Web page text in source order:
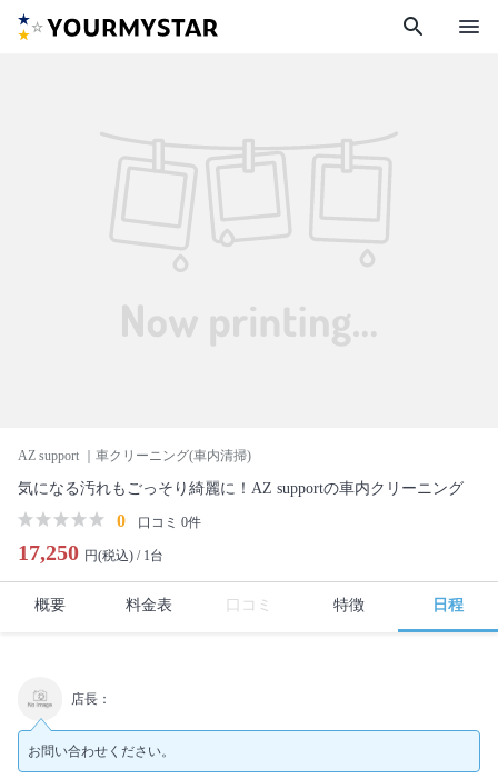
search menu
AZ support ｜車クリーニング(車内清掃)
気になる汚れもごっそり綺麗に！AZ supportの車内クリーニング
0 口コミ 0件
17,250 円(税込) / 1台
概要 料金表 口コミ 特徴 日程
店長：
お問い合わせください。